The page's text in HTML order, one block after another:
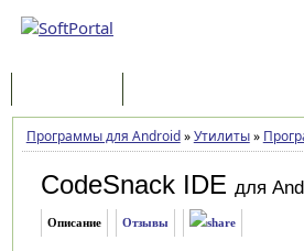
Программы для Android»Утилиты»
CodeSnack IDE для
Описание Отзывы